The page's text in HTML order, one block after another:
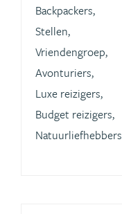
Backpackers,
Stellen,
Vriendengroep,
Avonturiers,
Luxe reizigers,
Budget reizigers,
Natuurliefhebbers